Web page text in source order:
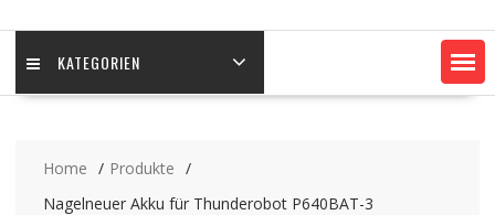
KATEGORIEN
Home
Produkte
Nagelneuer Akku für Thunderobot P640BAT-3